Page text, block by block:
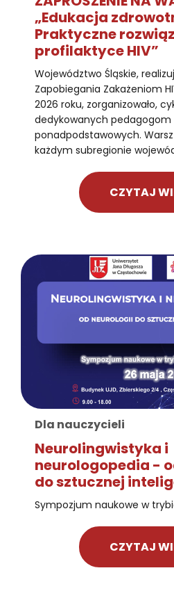
„Edukacja
Praktyczne
profilaktyce HIV”
Województwo Śląskie,
Zapobiegania Zakażeniom
2026 roku, zorganizowało,
dedykowanych pedagogom
ponadpodstawowych.
każdym subregionie
CZYTAJ
Dla nauczycieli
Neurolingwistyka i
neurologopedia -
do sztucznej
Sympozjum naukowe w
CZYTAJ